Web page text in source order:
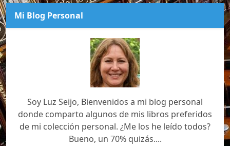
Mi Blog Personal
Soy Luz Seijo, Bienvenidos a mi blog personal
donde comparto algunos de mis libros preferidos
de mi colección personal. ¿Me los he leído todos?
Bueno, un 70% quizás....